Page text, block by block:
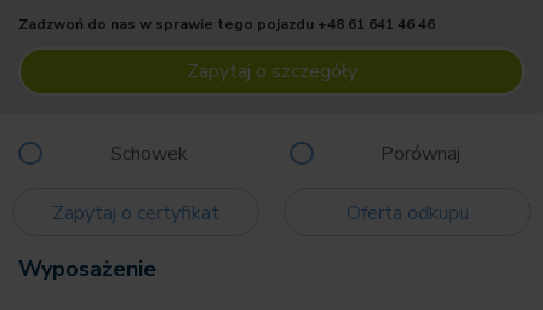
Zadzwoń do nas w sprawie tego pojazdu +48 61 641 46 46
Zapytaj o szczegóły
Schowek Porównaj
Zapytaj o certyfikat Oferta odkupu
Wyposażenie